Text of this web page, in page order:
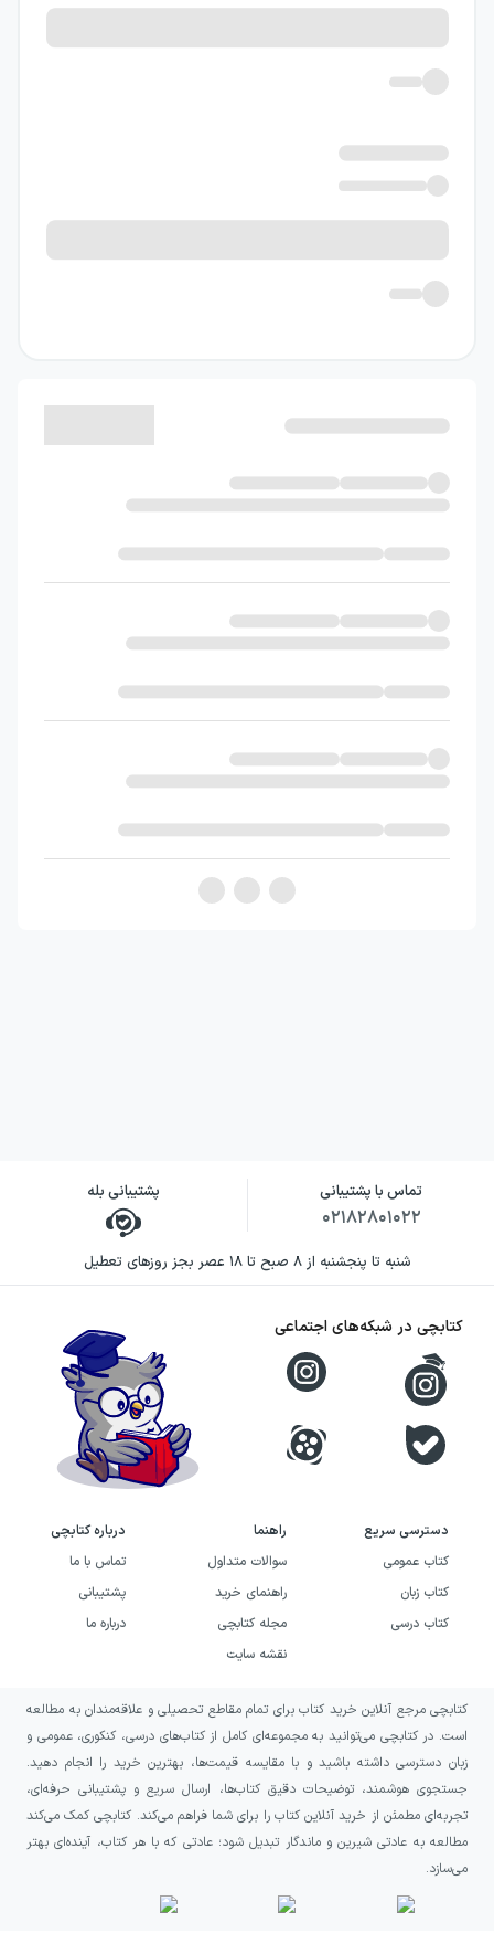
تماس با پشتیبانی
۰۲۱۸۲۸۰۱۰۲۲
پشتیبانی بله
شنبه تا پنجشنبه از ۸ صبح تا ۱۸ عصر بجز روزهای تعطیل
دسترسی سریع
کتاب عمومی
کتاب زبان
کتاب درسی
راهنما
سوالات متداول
راهنمای خرید
مجله کتابچی
نقشه سایت
درباره کتابچی
تماس با ما
پشتیبانی
درباره ما
کتابچی در شبکه‌های اجتماعی
کتابچی مرجع آنلاین خرید کتاب برای تمام مقاطع تحصیلی و علاقه‌مندان به مطالعه
است. در کتابچی می‌توانید به مجموعه‌ای کامل از کتاب‌های درسی، کنکوری، عمومی و
زبان دسترسی داشته باشید و با مقایسه قیمت‌ها، بهترین خرید را انجام دهید.
جستجوی هوشمند، توضیحات دقیق کتاب‌ها، ارسال سریع و پشتیبانی حرفه‌ای،
تجربه‌ای مطمئن از خرید آنلاین کتاب را برای شما فراهم می‌کند. کتابچی کمک می‌کند
مطالعه به عادتی شیرین و ماندگار تبدیل شود؛ عادتی که با هر کتاب، آینده‌ای بهتر
می‌سازد.